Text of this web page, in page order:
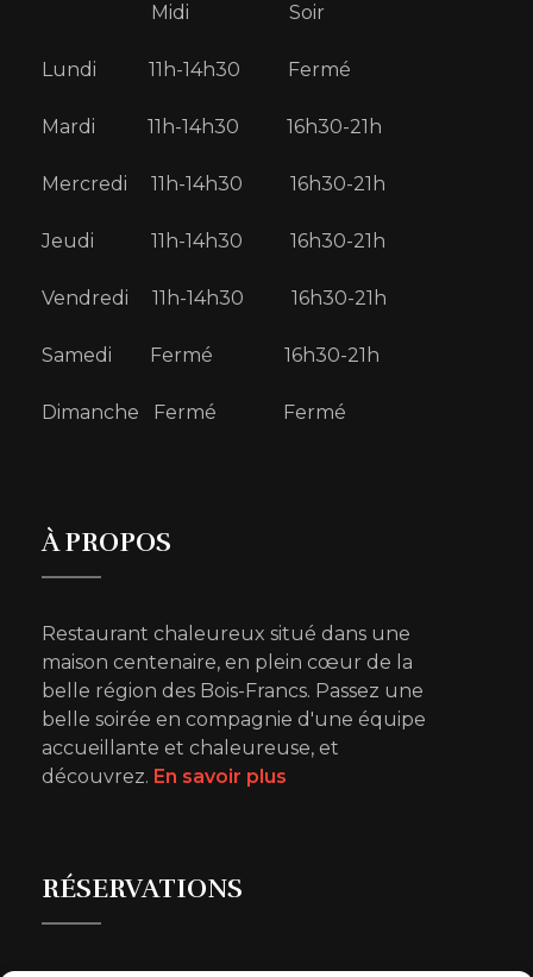
Midi Soir
Lundi 11h-14h30 Fermé
Mardi 11h-14h30 16h30-21h
Mercredi 11h-14h30 16h30-21h
Jeudi 11h-14h30 16h30-21h
Vendredi 11h-14h30 16h30-21h
Samedi Fermé 16h30-21h
Dimanche Fermé Fermé
À PROPOS
Restaurant chaleureux situé dans une
maison centenaire, en plein cœur de la
belle région des Bois-Francs. Passez une
belle soirée en compagnie d'une équipe
accueillante et chaleureuse, et
découvrez. En savoir plus
RÉSERVATIONS